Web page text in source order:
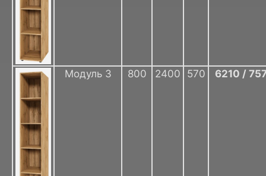
Модуль 3 800 2400 570 6210 /